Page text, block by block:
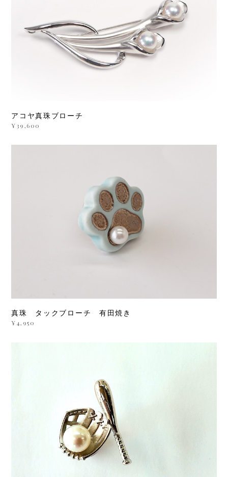
アコヤ真珠ブローチ
¥39,600
真珠 タックブローチ 有田焼き
¥4,950